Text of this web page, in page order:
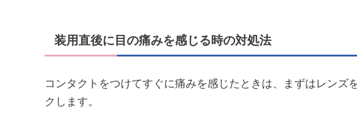
装用直後に目の痛みを感じる時の対処法
コンタクトをつけてすぐに痛みを感じたときは、まずはレンズ
クします。